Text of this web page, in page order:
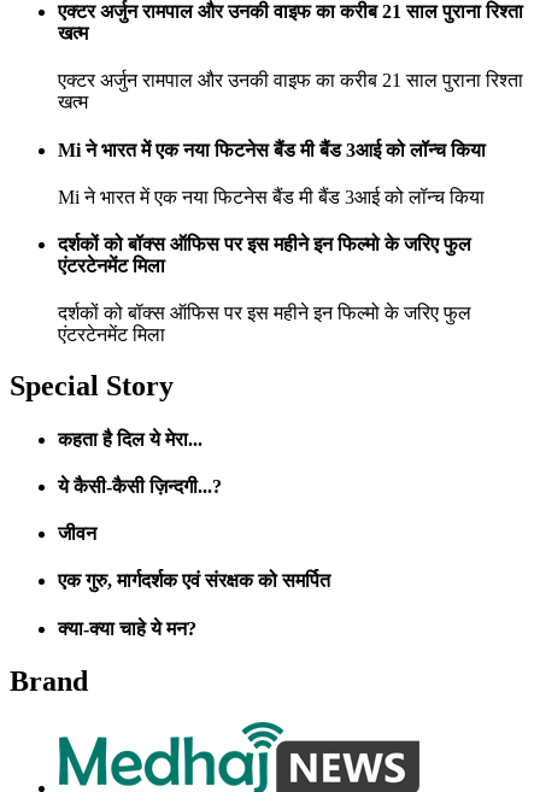
एक्टर अर्जुन रामपाल और उनकी वाइफ का करीब 21 साल पुराना रिश्ता
खत्म
एक्टर अर्जुन रामपाल और उनकी वाइफ का करीब 21 साल पुराना रिश्ता
खत्म
Mi ने भारत में एक नया फिटनेस बैंड मी बैंड 3आई को लॉन्च किया
Mi ने भारत में एक नया फिटनेस बैंड मी बैंड 3आई को लॉन्च किया
दर्शकों को बॉक्स ऑफिस पर इस महीने इन फिल्मो के जरिए फुल
एंटरटेनमेंट मिला
दर्शकों को बॉक्स ऑफिस पर इस महीने इन फिल्मो के जरिए फुल
एंटरटेनमेंट मिला
Special Story
कहता है दिल ये मेरा...
ये कैसी-कैसी ज़िन्दगी...?
जीवन
एक गुरु, मार्गदर्शक एवं संरक्षक को समर्पित
क्या-क्या चाहे ये मन?
Brand